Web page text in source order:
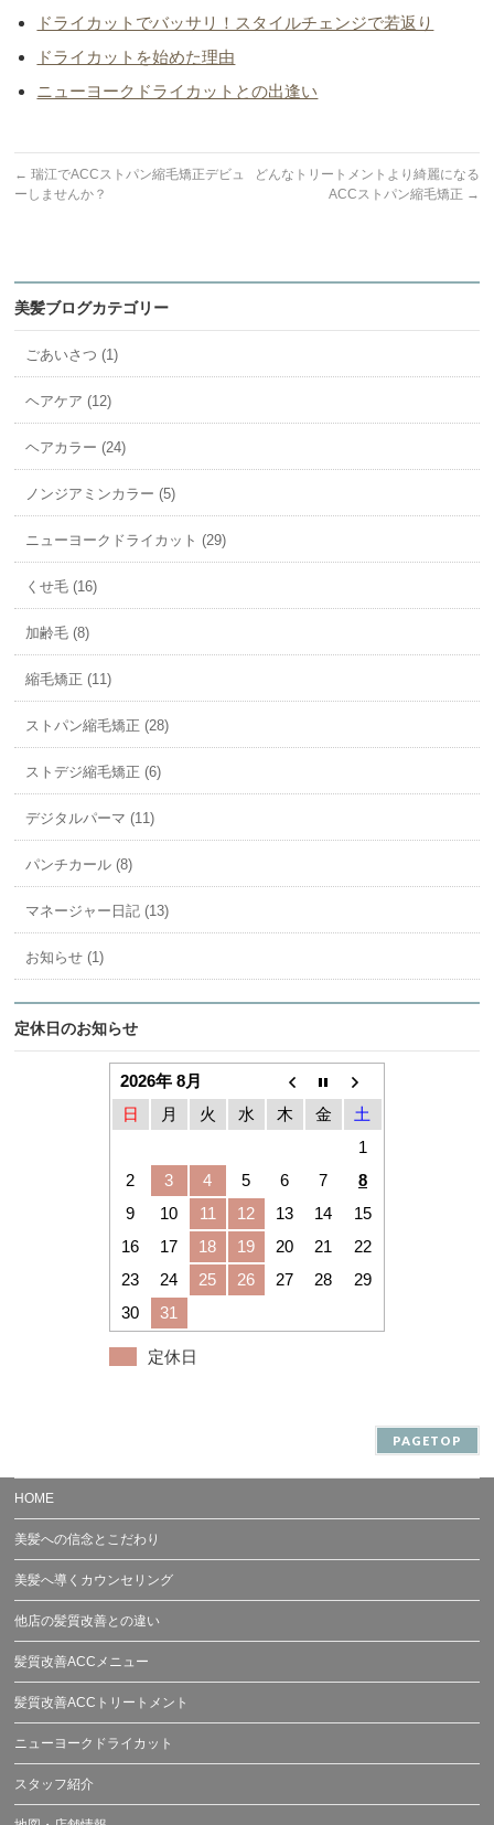
ドライカットでバッサリ！スタイルチェンジで若返り
ドライカットを始めた理由
ニューヨークドライカットとの出逢い
← 瑞江でACCストパン縮毛矯正デビュ
ーしませんか？
どんなトリートメントより綺麗になる
ACCストパン縮毛矯正 →
美髪ブログカテゴリー
ごあいさつ (1)
ヘアケア (12)
ヘアカラー (24)
ノンジアミンカラー (5)
ニューヨークドライカット (29)
くせ毛 (16)
加齢毛 (8)
縮毛矯正 (11)
ストパン縮毛矯正 (28)
ストデジ縮毛矯正 (6)
デジタルパーマ (11)
パンチカール (8)
マネージャー日記 (13)
お知らせ (1)
定休日のお知らせ
2026年 8月
日
月 火 水 木 金
土
1
2
3 4 5 6 7
8
9
10 11 12 13 14
15
16
17 18 19 20 21
22
23
24 25 26 27 28
29
30
31
定休日
PAGETOP
HOME
美髪への信念とこだわり
美髪へ導くカウンセリング
他店の髪質改善との違い
髪質改善ACCメニュー
髪質改善ACCトリートメント
ニューヨークドライカット
スタッフ紹介